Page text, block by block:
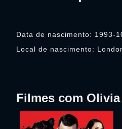
Data de nascimento: 1993-
Local de nascimento:
Filmes com